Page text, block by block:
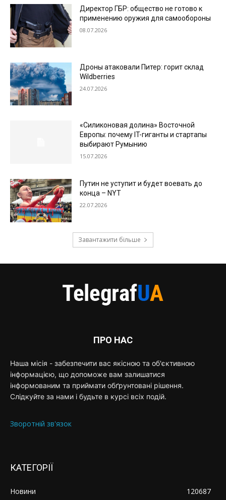
Директор ГБР: общество не готово к
применению оружия для самообороны
08.07.2026
Дроны атаковали Питер: горит склад
Wildberries
24.07.2026
«Силиконовая долина» Восточной
Европы: почему IT-гиганты и стартапы
выбирают Румынию
15.07.2026
Путин не уступит и будет воевать до
конца – NYT
22.07.2026
Завантажити більше
ПРО НАС
Наша місія - забезпечити вас якісною та об'єктивною
інформацією, що допоможе вам залишатися
інформованим та приймати обґрунтовані рішення.
Слідкуйте за нами і будьте в курсі всіх подій.
Зворотній зв'язок
КАТЕГОРІЇ
Новини 120687